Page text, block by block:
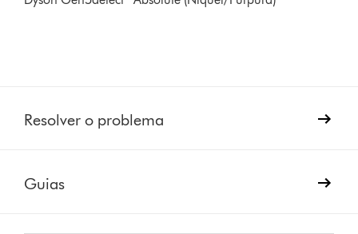
Resolver o problema
Guias